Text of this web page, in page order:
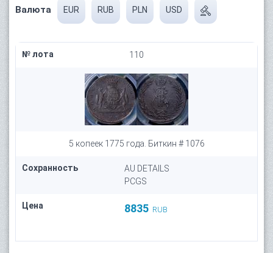
Валюта EUR RUB PLN USD
№ лота 110
5 копеек 1775 года. Биткин # 1076
Сохранность
AU DETAILS
PCGS
Цена 8835 RUB